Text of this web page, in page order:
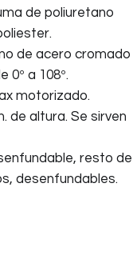
de poliuretano
de acero cromado
0º a 108º.
motorizado.
de altura. Se sirven
resto de
desenfundables.